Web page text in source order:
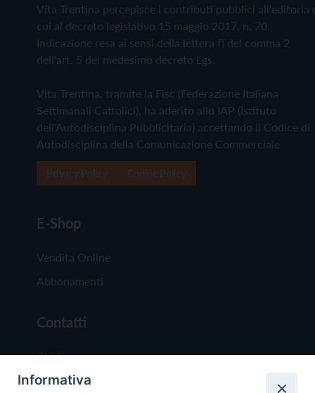
Vita Trentina percepisce i contributi pubblici all'editoria
cui al decreto legislativo 15 maggio 2017, n. 70.
Indicazione resa ai sensi della lettera f) del comma 2
dell'art. 5 del medesimo decreto Lgs.
Vita Trentina, tramite la Fisc (Federazione Italiana
Settimanali Cattolici), ha aderito allo IAP (Istituto
dell'Autodisciplina Pubblicitaria) accettando il Codice di
Autodisciplina della Comunicazione Commerciale
E-Shop
Vendita Online
Abbonamenti
Contatti
Chi Siamo
Redazione
Informativa